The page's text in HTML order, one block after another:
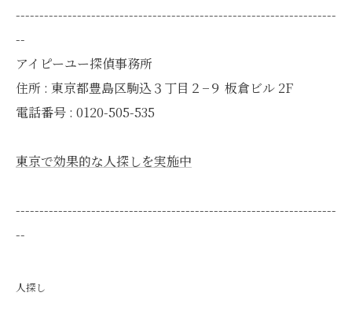
--------------------------------------------------------------------
--
アイピーユー探偵事務所
住所 : 東京都豊島区駒込３丁目２−９ 板倉ビル 2F
電話番号 : 0120-505-535
東京で効果的な人探しを実施中
--------------------------------------------------------------------
--
人探し